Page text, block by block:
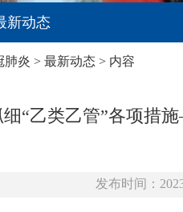
新动态
肺炎 > 最新动态 > 内容
细“乙类乙管”各项措
发布时间：